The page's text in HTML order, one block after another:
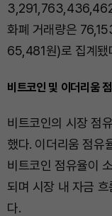
화폐 거래량은
65,481원)로 집계됐
비트코인 및 이더리움
비트코인의 시장 점
했다. 이더리움 점유
비트코인 점유율이
되며 시장 내 자금 흐
다.